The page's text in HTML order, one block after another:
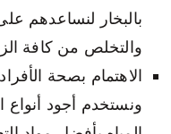
بالبخار لنساعدهم
والتخلص من كافة
الاهتمام بصحة
ونستخدم أجود